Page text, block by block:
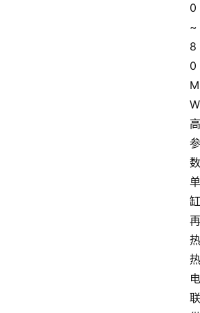
0
~
8
0
M
W
高
参
数
单
缸
再
热
热
电
联